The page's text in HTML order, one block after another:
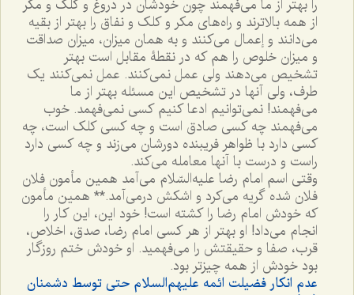
را بهتر از ما مى‌فهمند چون خودشان در دروغ و کلک و مکر
از همه بالاترند و راه‌هاى مکر و کلک و نفاق را بهتر از بقیه
مى‌دانند و إعمال مى‌کنند و به همان میزان، میزان صداقت
و میزان خلوص را هم که در نقطۀ مقابل است بهتر
تشخیص مى‌دهند ولی عمل نمى‌کنند. عمل نمی‌کنند یک
طرف، ولى آنها در تشخیص این مسئله بهتر از ما
مى‌فهمند! نمى‌توانیم ادعا کنیم کسى نمى‌فهمد. خوب
مى‌فهمند چه کسى صادق است و چه کسى کلک است، چه
کسى دارد با ظواهر فریبنده دورشان مى‌زند و چه کسى دارد
راست و درست با آنها معامله مى‌کند.
وقتى اسم امام رضا علیه‌السّلام مى‌آمد همین مأمون فلان
فلان شده گریه مى‌کرد و اشکش درمى‌آمد.** همین مأمون
که خودش امام رضا را کشته است! خود این، این کار را
انجام مى‌داد! او بهتر از هر کسى امام رضا، صدق، اخلاص،
قرب، صفا و حقیقتش را مى‌فهمید. او خودش ختم روزگار
بود خودش از همه‌ چیزتر بود.
عدم انکار فضیلت ائمه علیهم‌السلام حتی توسط دشمنان